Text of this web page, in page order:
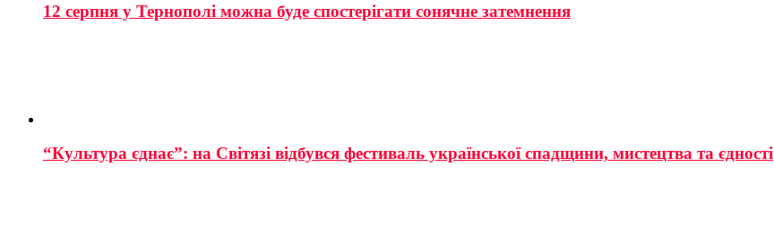
12 серпня у Тернополі можна буде спостерігати сонячне затемнення
“Культура єднає”: на Світязі відбувся фестиваль української спадщини, мистецтва та єдності